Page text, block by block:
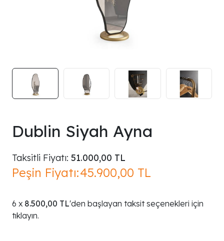
Dublin Siyah Ayna
Taksitli Fiyatı: 51.000,00 TL
Peşin Fiyatı:45.900,00 TL
8.500,00 TL'den başlayan taksit seçenekleri için
tıklayın.